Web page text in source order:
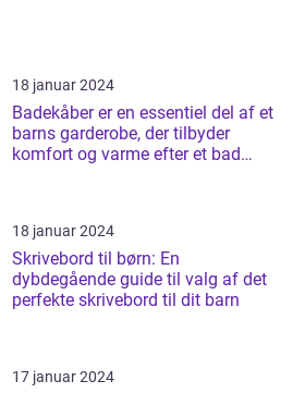
18 januar 2024
Badekåber er en essentiel del af et
barns garderobe, der tilbyder
komfort og varme efter et bad
18 januar 2024
Skrivebord til børn: En
dybdegående guide til valg af det
perfekte skrivebord til dit barn
17 januar 2024